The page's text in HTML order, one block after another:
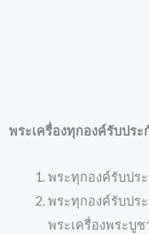
พระเครื่องทุกองค์รับปร
พระทุกองค์รับปร
พระทุกองค์รับปร
พระเครื่องพระบูช